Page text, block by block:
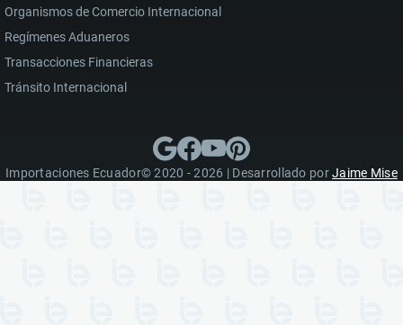
Organismos de Comercio Internacional
Regímenes Aduaneros
Transacciones Financieras
Tránsito Internacional
Importaciones Ecuador© 2020 - 2026 | Desarrollado porJaime Mise